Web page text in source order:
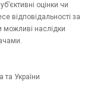
оцінки чи
відповідальності за
можливі наслідки
України